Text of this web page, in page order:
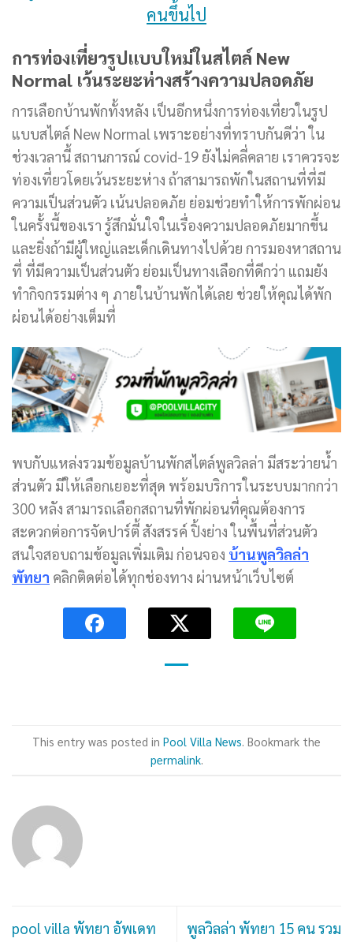
คนขึ้นไป
การท่องเที่ยวรูปแบบใหม่ในสไตล์ New
Normal เว้นระยะห่างสร้างความปลอดภัย
การเลือกบ้านพักทั้งหลัง เป็นอีกหนึ่งการท่องเที่ยวในรูป
แบบสไตล์ New Normal เพราะอย่างที่ทราบกันดีว่า ใน
ช่วงเวลานี้ สถานการณ์ covid-19 ยังไม่คลี่คลาย เราควรจะ
ท่องเที่ยวโดยเว้นระยะห่าง ถ้าสามารถพักในสถานที่ที่มี
ความเป็นส่วนตัว เน้นปลอดภัย ย่อมช่วยทำให้การพักผ่อน
ในครั้งนี้ของเรา รู้สึกมั่นใจในเรื่องความปลอดภัยมากขึ้น
และยิ่งถ้ามีผู้ใหญ่และเด็กเดินทางไปด้วย การมองหาสถาน
ที่ ที่มีความเป็นส่วนตัว ย่อมเป็นทางเลือกที่ดีกว่า แถมยัง
ทำกิจกรรมต่าง ๆ ภายในบ้านพักได้เลย ช่วยให้คุณได้พัก
ผ่อนได้อย่างเต็มที่
พบกับแหล่งรวมข้อมูลบ้านพักสไตล์พูลวิลล่า มีสระว่ายน้ำ
ส่วนตัว มีให้เลือกเยอะที่สุด พร้อมบริการในระบบมากกว่า
300 หลัง สามารถเลือกสถานที่พักผ่อนที่คุณต้องการ
สะดวกต่อการจัดปาร์ตี้ สังสรรค์ ปิ้งย่าง ในพื้นที่ส่วนตัว
สนใจสอบถามข้อมูลเพิ่มเติม ก่อนจอง บ้านพูลวิลล่า
พัทยา คลิกติดต่อได้ทุกช่องทาง ผ่านหน้าเว็บไซต์
This entry was posted in Pool Villa News . Bookmark the
permalink.
pool villa พัทยา อัพเดท
พูลวิลล่า พัทยา 15 คน รวม